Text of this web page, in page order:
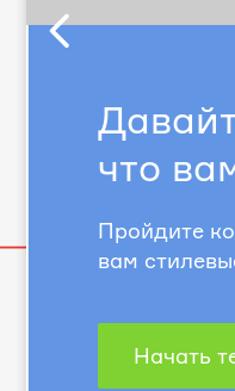
что
Пройдите
вам
Начать